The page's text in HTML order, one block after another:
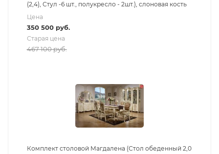
(2,4), Стул -6 шт., полукресло - 2шт.), слоновая кость
Цена
350 500руб.
Старая цена
467 100руб.
Комплект столовой Магдалена (Стол обеденный 2,0